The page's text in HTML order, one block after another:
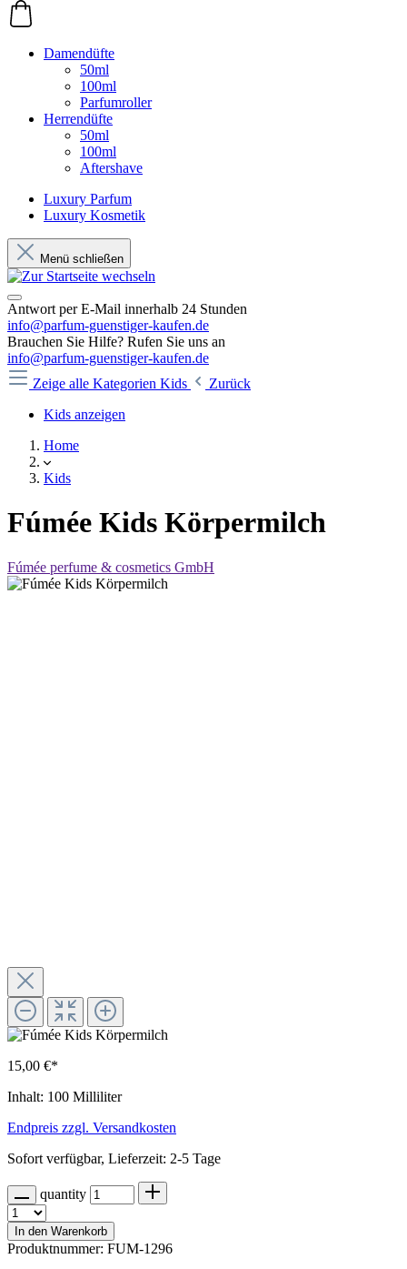
Damendüfte
50ml
100ml
Parfumroller
Herrendüfte
50ml
100ml
Aftershave
Luxury Parfum
Luxury Kosmetik
Menü schließen
Antwort per E-Mail innerhalb 24 Stunden
info@parfum-guenstiger-kaufen.de
Brauchen Sie Hilfe? Rufen Sie uns an
info@parfum-guenstiger-kaufen.de
Zeige alle Kategorien Kids
Zurück
Kids anzeigen
Home
Kids
Fúmée Kids Körpermilch
Fúmée perfume & cosmetics GmbH
15,00 €*
Inhalt: 100 Milliliter
Endpreis zzgl. Versandkosten
Sofort verfügbar, Lieferzeit: 2-5 Tage
quantity
In den Warenkorb
Produktnummer: FUM-1296